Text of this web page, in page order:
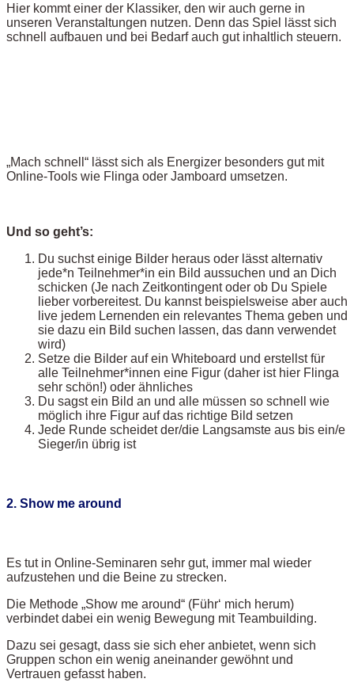
Hier kommt einer der Klassiker, den wir auch gerne in
unseren Veranstaltungen nutzen. Denn das Spiel lässt sich
schnell aufbauen und bei Bedarf auch gut inhaltlich steuern.
„Mach schnell“ lässt sich als Energizer besonders gut mit
Online-Tools wie Flinga oder Jamboard umsetzen.
Und so geht’s:
Du suchst einige Bilder heraus oder lässt alternativ
jede*n Teilnehmer*in ein Bild aussuchen und an Dich
schicken (Je nach Zeitkontingent oder ob Du Spiele
lieber vorbereitest. Du kannst beispielsweise aber auch
live jedem Lernenden ein relevantes Thema geben und
sie dazu ein Bild suchen lassen, das dann verwendet
wird)
Setze die Bilder auf ein Whiteboard und erstellst für
alle Teilnehmer*innen eine Figur (daher ist hier Flinga
sehr schön!) oder ähnliches
Du sagst ein Bild an und alle müssen so schnell wie
möglich ihre Figur auf das richtige Bild setzen
Jede Runde scheidet der/die Langsamste aus bis ein/e
Sieger/in übrig ist
2. Show me around
Es tut in Online-Seminaren sehr gut, immer mal wieder
aufzustehen und die Beine zu strecken.
Die Methode „Show me around“ (Führ‘ mich herum)
verbindet dabei ein wenig Bewegung mit Teambuilding.
Dazu sei gesagt, dass sie sich eher anbietet, wenn sich
Gruppen schon ein wenig aneinander gewöhnt und
Vertrauen gefasst haben.